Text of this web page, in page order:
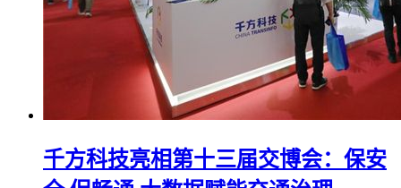
千方科技亮相第十三届交博会：保安